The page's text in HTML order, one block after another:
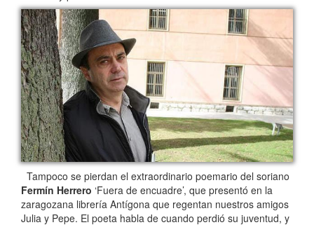
Tampoco se pierdan el extraordinario poemario del soriano
Fermín Herrero ‘Fuera de encuadre’, que presentó en la
zaragozana librería Antígona que regentan nuestros amigos
Julia y Pepe. El poeta habla de cuando perdió su juventud, y